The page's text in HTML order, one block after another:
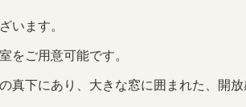
います。
をご用意可能です。
真下にあり、大きな窓に囲まれた、開放